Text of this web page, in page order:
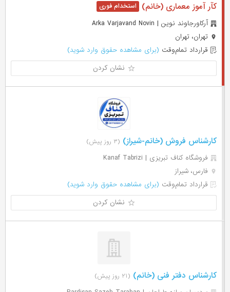
کآر آموز معماری (خانم)
آرکاورجاوند نوین | Arka Varjavand Novin
تهران، تهران
قرارداد تمام‌وقت (برای مشاهده حقوق وارد شوید)
نشان کردن
کارشناس فروش (خانم-شیراز) (۳ روز پیش)
فروشگاه کناف تبریزی | Kanaf Tabrizi
فارس، شیراز
قرارداد تمام‌وقت (برای مشاهده حقوق وارد شوید)
نشان کردن
کارشناس دفتر فنی (خانم) (۲۱ روز پیش)